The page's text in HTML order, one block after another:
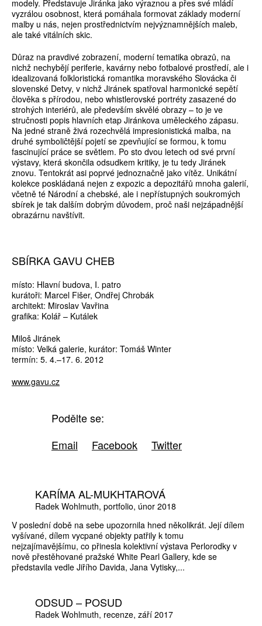
modely. Představuje Jiránka jako výraznou a přes své mládí
vyzrálou osobnost, která pomáhala formovat základy moderní
malby u nás, nejen prostřednictvím nejvýznamnějších maleb,
ale také vitálních skic.
Důraz na pravdivé zobrazení, moderní tematika obrazů, na
nichž nechybějí periferie, kavárny nebo fotbalové prostředí, ale i
idealizovaná folkloristická romantika moravského Slovácka či
slovenské Detvy, v nichž Jiránek spatřoval harmonické sepětí
člověka s přírodou, nebo whistlerovské portréty zasazené do
strohých interiérů, ale především skvělé obrazy – to je ve
stručnosti popis hlavních etap Jiránkova uměleckého zápasu.
Na jedné straně živá rozechvělá impresionistická malba, na
druhé symboličtější pojetí se zpevňující se formou, k tomu
fascinující práce se světlem. Po sto dvou letech od své první
výstavy, která skončila odsudkem kritiky, je tu tedy Jiránek
znovu. Tentokrát asi poprvé jednoznačně jako vítěz. Unikátní
kolekce poskládaná nejen z expozic a depozitářů mnoha galerií,
včetně té Národní a chebské, ale i nepřístupných soukromých
sbírek je tak dalším dobrým důvodem, proč naši nejzápadnější
obrazárnu navštívit.
SBÍRKA GAVU CHEB
místo: Hlavní budova, I. patro
kurátoři: Marcel Fišer, Ondřej Chrobák
architekt: Miroslav Vavřina
grafika: Kolář – Kutálek
Miloš Jiránek
místo: Velká galerie, kurátor: Tomáš Winter
termín: 5. 4.–17. 6. 2012
www.gavu.cz
Podělte se:
Email
Facebook Twitter
KARÍMA AL-MUKHTAROVÁ
Radek Wohlmuth portfolio únor 2018
V poslední době na sebe upozornila hned několikrát. Její dílem
vyšívané, dílem vycpané objekty patřily k tomu
nejzajímavějšímu, co přinesla kolektivní výstava Perlorodky v
nově přestěhované pražské White Pearl Gallery, kde se
představila vedle Jiřího Davida, Jana Vytisky,...
ODSUD – POSUD
Radek Wohlmuth recenze září 2017